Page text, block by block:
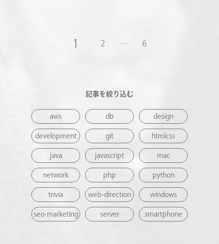
1 2 … 6
記事を絞り込む
aws db design
development git htmlcss
java javascript mac
network php python
trivia web-direction windows
seo-marketing server smartphone